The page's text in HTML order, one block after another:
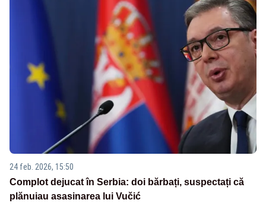
24 feb. 2026, 15:50
Complot dejucat în Serbia: doi bărbați, suspectați că
plănuiau asasinarea lui Vučić